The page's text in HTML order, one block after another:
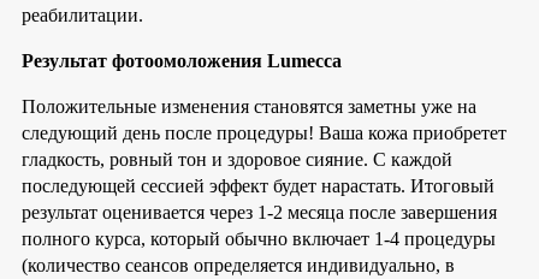
реабилитации.
Результат фотоомоложения Lumecca
Положительные изменения становятся заметны уже на
следующий день после процедуры! Ваша кожа приобретет
гладкость, ровный тон и здоровое сияние. С каждой
последующей сессией эффект будет нарастать. Итоговый
результат оценивается через 1-2 месяца после завершения
полного курса, который обычно включает 1-4 процедуры
(количество сеансов определяется индивидуально, в